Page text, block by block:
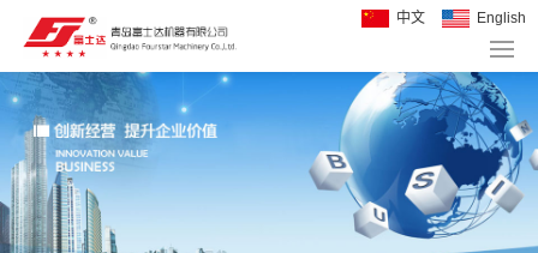
中文 English